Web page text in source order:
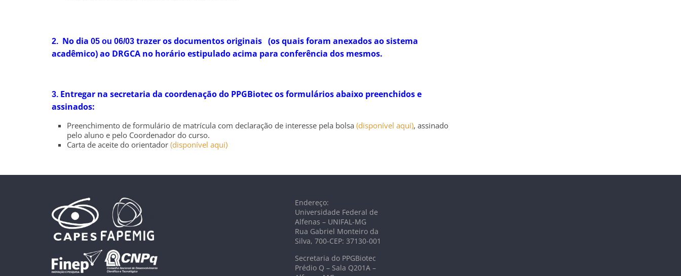
2. No dia 05 ou 06/03 trazer os documentos originais (os quais foram anexados ao sistema
acadêmico) ao DRGCA no horário estipulado acima para conferência dos mesmos.
3. Entregar na secretaria da coordenação do PPGBiotec os formulários abaixo preenchidos e
assinados:
Preenchimento de formulário de matrícula com declaração de interesse pela bolsa (disponível aqui), assinado
pelo aluno e pelo Coordenador do curso.
Carta de aceite do orientador (disponível aqui)
Endereço:
Universidade Federal de
Alfenas – UNIFAL-MG
Rua Gabriel Monteiro da
Silva, 700-CEP: 37130-001
Secretaria do PPGBiotec
Prédio Q – Sala Q201A –